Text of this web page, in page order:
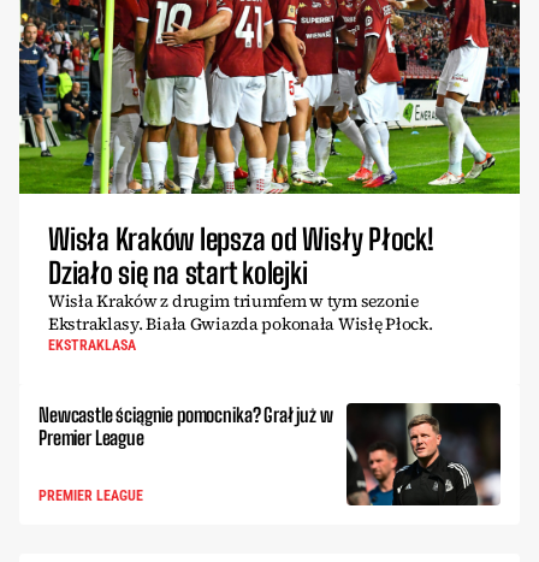
Wisła Kraków lepsza od Wisły Płock!
Działo się na start kolejki
Wisła Kraków z drugim triumfem w tym sezonie
Ekstraklasy. Biała Gwiazda pokonała Wisłę Płock.
EKSTRAKLASA
Newcastle ściągnie pomocnika? Grał już w
Premier League
PREMIER LEAGUE